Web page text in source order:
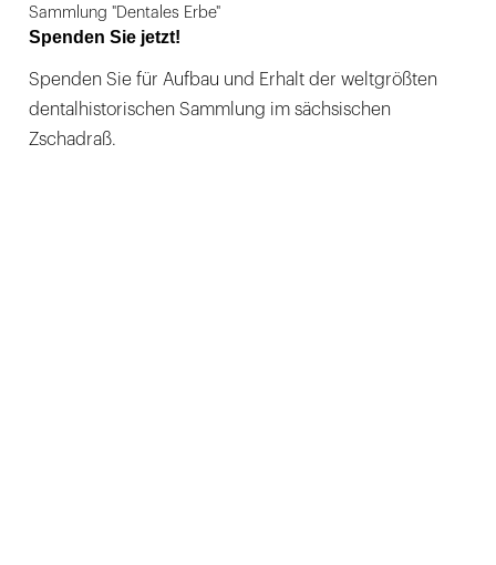
Sammlung "Dentales Erbe"
Spenden Sie jetzt!
Spenden Sie für Aufbau und Erhalt der weltgrößten
dentalhistorischen Sammlung im sächsischen
Zschadraß.